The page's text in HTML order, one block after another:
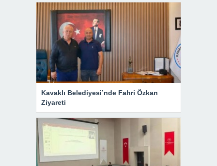
Kavaklı Belediyesi’nde Fahri Özkan
Ziyareti